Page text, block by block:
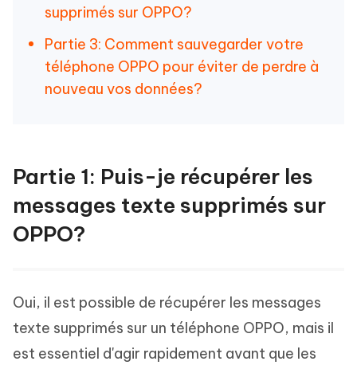
supprimés sur OPPO?
Partie 3: Comment sauvegarder votre
téléphone OPPO pour éviter de perdre à
nouveau vos données?
Partie 1: Puis-je récupérer les
messages texte supprimés sur
OPPO?
Oui, il est possible de récupérer les messages
texte supprimés sur un téléphone OPPO, mais il
est essentiel d'agir rapidement avant que les